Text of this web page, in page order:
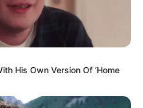
จึงยกเรื่องราวเกี่ยวกับ
ากทำนายดวงชะตา
ไร
His Own Version Of ‘Home